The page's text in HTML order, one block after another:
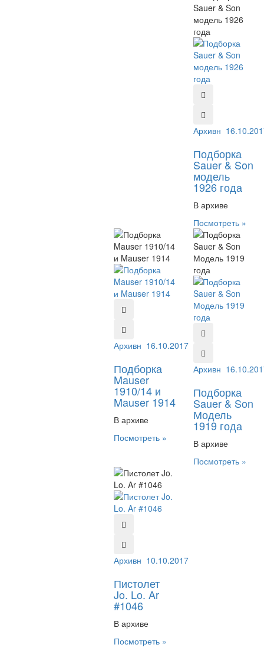
Архивный №:
Подборка
Sauer & Son
модель
1926 года
В архиве
Посмотреть »
Архивный №:181042
16.10.2017
Подборка
Mauser
1910/14 и
Mauser 1914
В архиве
Посмотреть »
Архивный №:
Подборка
Sauer & Son
Модель
1919 года
В архиве
Посмотреть »
Архивный №:1046
10.10.2017
Пистолет
Jo. Lo. Ar
#1046
В архиве
Посмотреть »